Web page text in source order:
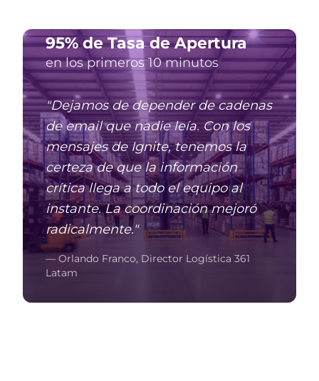
95% de Tasa de Apertura
en los primeros 10 minutos
"Dejamos de depender de cadenas
de email que nadie leía. Con los
mensajes de Ignite, tenemos la
certeza de que la información
crítica llega a todo el equipo al
instante. La coordinación mejoró
radicalmente."
— Orlando Franco, Director Logística 361
Latam